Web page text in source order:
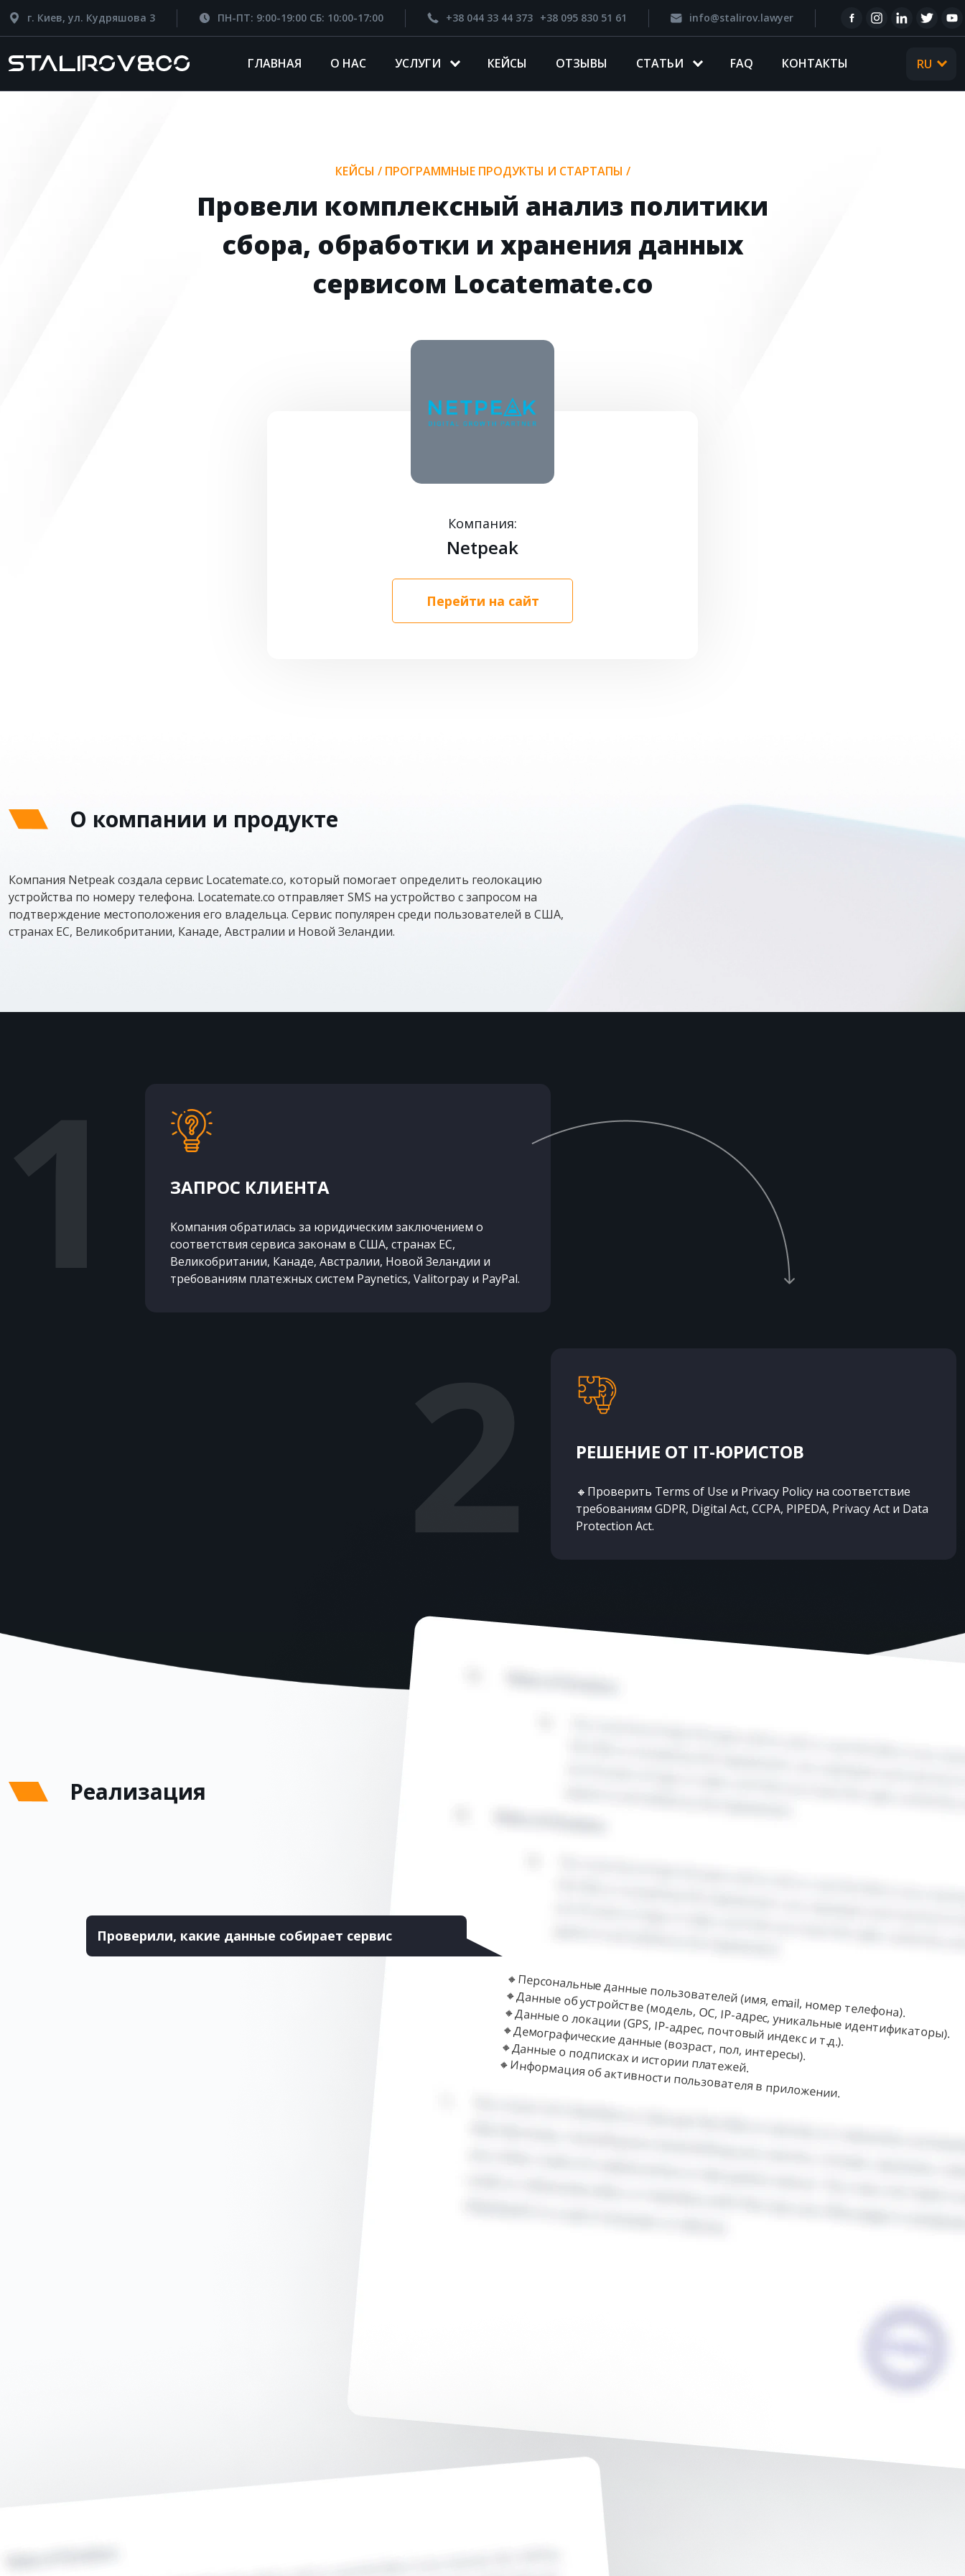
г. Киев, ул. Кудряшова 3 ПН-ПТ: 9:00-19:00 СБ: 10:00-17:00 +38 044 33 44 373 +38 095 830 51 61 info@stalirov.lawyer
ГЛАВНАЯ О НАС УСЛУГИ КЕЙСЫ ОТЗЫВЫ CТАТЬИ FAQ КОНТАКТЫ RU
UA
КЕЙСЫ / ПРОГРАММНЫЕ ПРОДУКТЫ И СТАРТАПЫ /
Провели комплексный анализ политики
сбора, обработки и хранения данных
сервисом Locatemate.co
Компания:
Netpeak
Перейти на сайт
О компании и продукте
Компания Netpeak создала сервис Locatemate.co, который помогает определить геолокацию
устройства по номеру телефона. Locatemate.co отправляет SMS на устройство с запросом на
подтверждение местоположения его владельца. Сервис популярен среди пользователей в США,
странах ЕС, Великобритании, Канаде, Австралии и Новой Зеландии.
ЗАПРОС КЛИЕНТА
Компания обратилась за юридическим заключением о
соответствия сервиса законам в США, странах ЕС,
Великобритании, Канаде, Австралии, Новой Зеландии и
требованиям платежных систем Paynetics, Valitorpay и PayPal.
РЕШЕНИЕ ОТ IT-ЮРИСТОВ
🔸Проверить Terms of Use и Privacy Policy на соответствие
требованиям GDPR, Digital Act, CCPA, PIPEDA, Privacy Act и Data
Protection Act.
Реализация
Проверили, какие данные собирает сервис
🔸Персональные данные пользователей (имя, email, номер телефона).
🔸Данные об устройстве (модель, ОС, IP-адрес, уникальные идентификаторы).
🔸Данные о локации (GPS, IP-адрес, почтовый индекс и т.д.).
🔸Демографические данные (возраст, пол, интересы).
🔸Данные о подписках и истории платежей.
🔸Информация об активности пользователя в приложении.